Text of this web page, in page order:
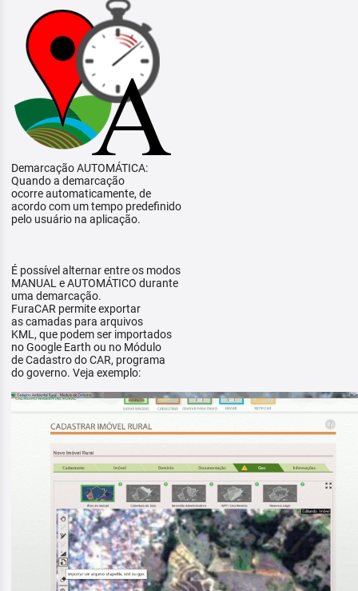
Demarcação AUTOMÁTICA:
Quando a demarcação
ocorre automaticamente, de
acordo com um tempo predefinido
pelo usuário na aplicação.
É possível alternar entre os modos
MANUAL e AUTOMÁTICO durante
uma demarcação.
FuraCAR permite exportar
as camadas para arquivos
KML, que podem ser importados
no Google Earth ou no Módulo
de Cadastro do CAR, programa
do governo. Veja exemplo: